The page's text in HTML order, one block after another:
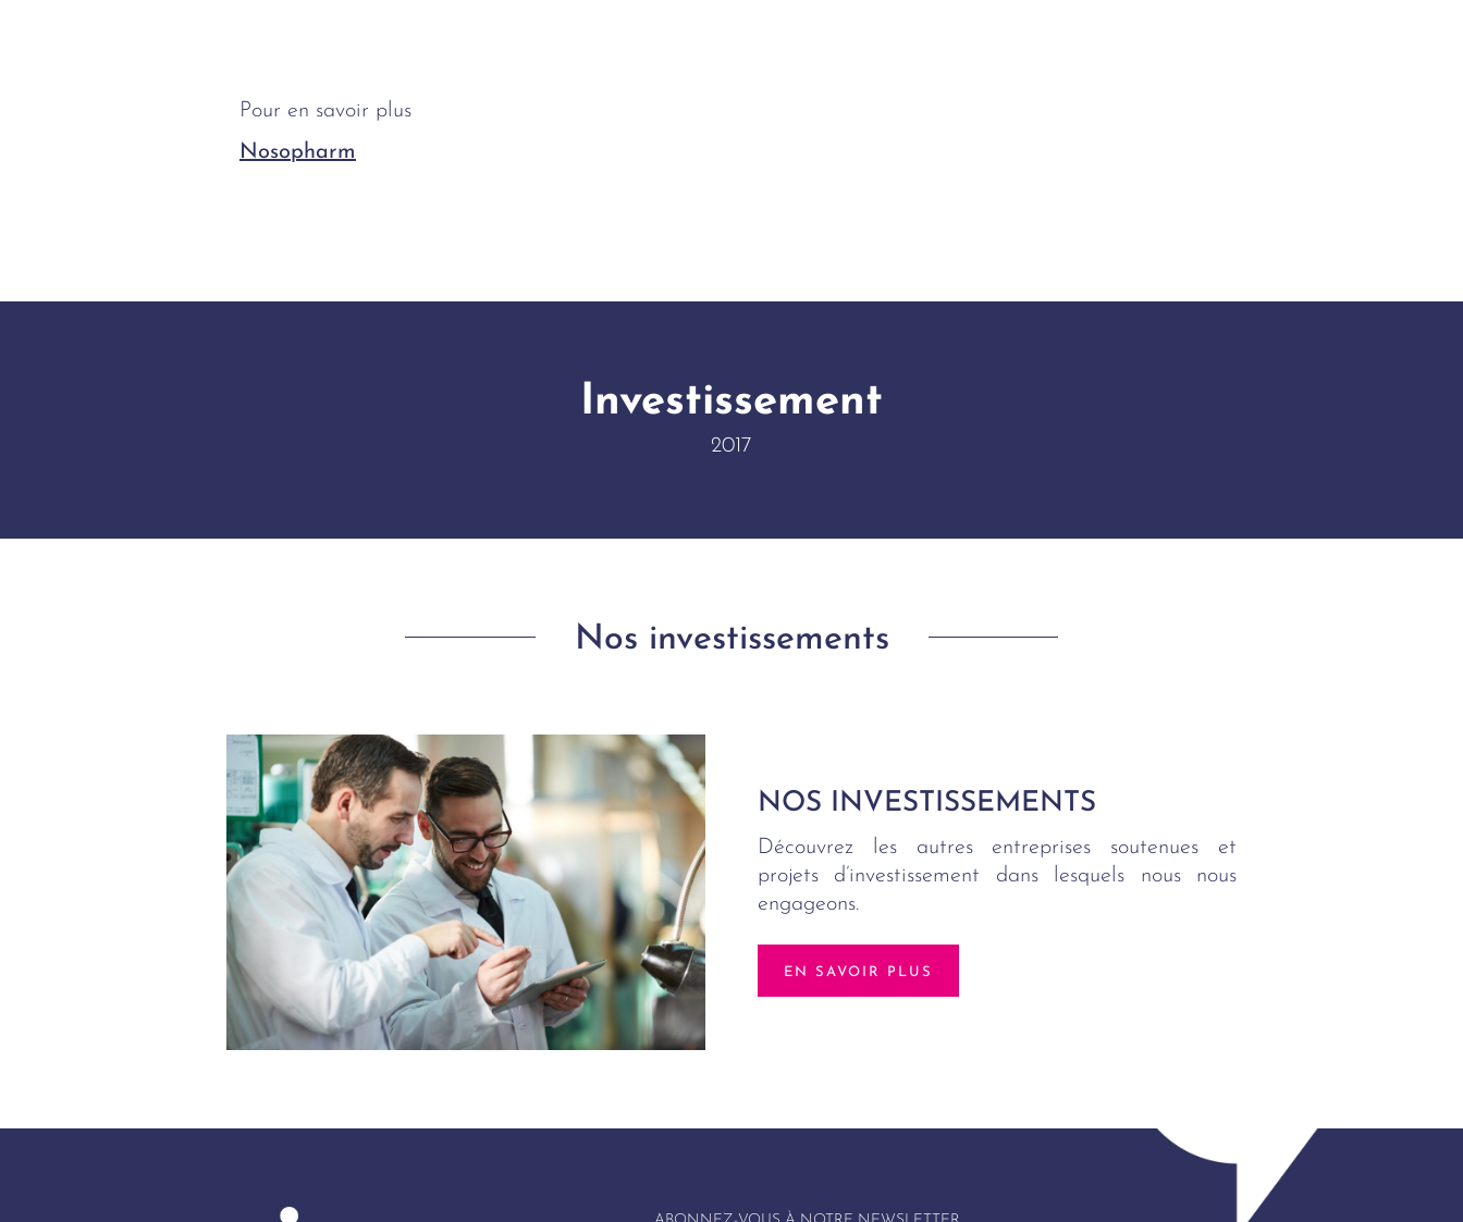
Pour en savoir plus
Nosopharm
Investissement
2017
Nos investissements
NOS INVESTISSEMENTS
Découvrez les autres entreprises soutenues et
projets d’investissement dans lesquels nous nous
engageons.
EN SAVOIR PLUS